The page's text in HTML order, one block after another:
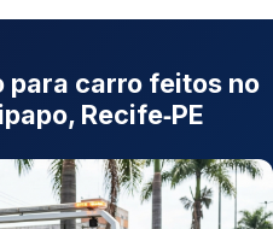
para carro feitos no
Recife‑PE